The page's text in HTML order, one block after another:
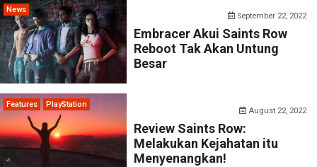
News
September 22, 2022
Embracer Akui Saints Row
Reboot Tak Akan Untung
Besar
Features PlayStation
August 22, 2022
Review Saints Row:
Melakukan Kejahatan itu
Menyenangkan!